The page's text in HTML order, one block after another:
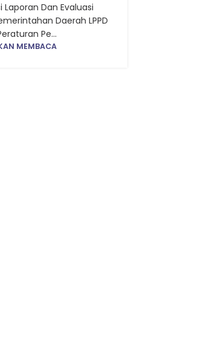
Laporan Dan Evaluasi
Daerah LPPD
Pe...
MEMBACA